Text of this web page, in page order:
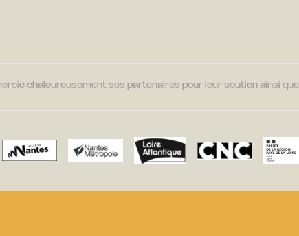
chaleureusement ses partenaires pour leur soutien ainsi